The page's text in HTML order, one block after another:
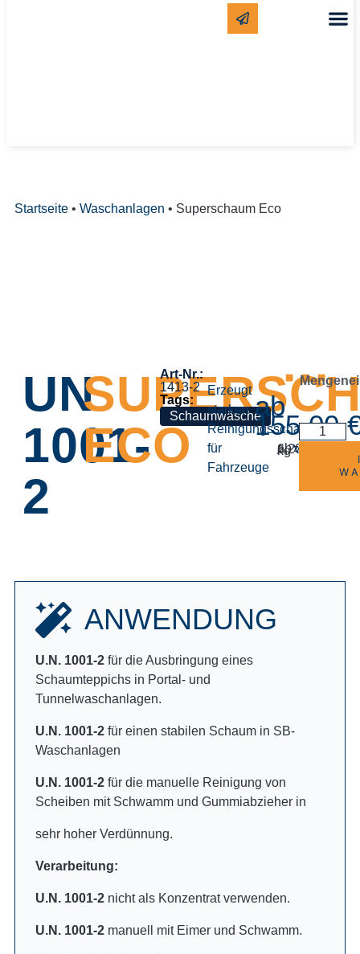
Startseite • Waschanlagen • Superschaum Eco
UN
1001-
2
ECO
Art-Nr.:
1413-2 Erzeugt
starken
Reinigungsschaum
für
Fahrzeuge
ab
155,00
ab
6,20
/kgzzgl.
ANWENDUNG
U.N. 1001-2 für die Ausbringung eines
Schaumteppichs in Portal- und
Tunnelwaschanlagen.
U.N. 1001-2 für einen stabilen Schaum in SB-
Waschanlagen
U.N. 1001-2 für die manuelle Reinigung von
Scheiben mit Schwamm und Gummiabzieher in
sehr hoher Verdünnung.
Verarbeitung:
U.N. 1001-2 nicht als Konzentrat verwenden.
U.N. 1001-2 manuell mit Eimer und Schwamm.